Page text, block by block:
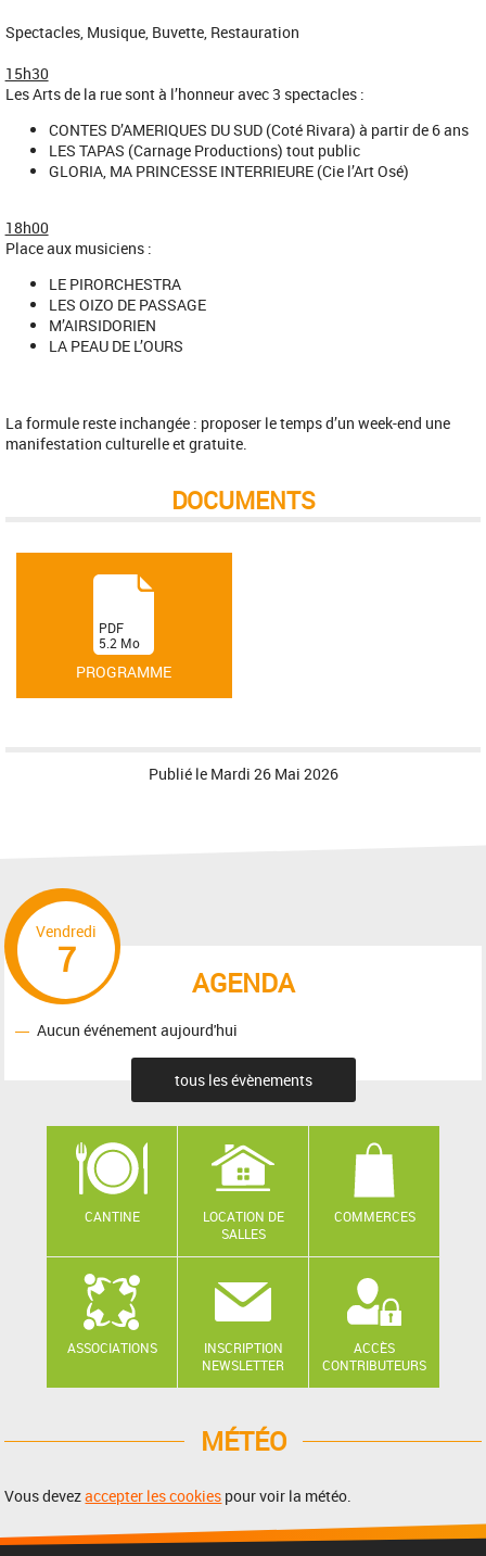
Spectacles, Musique, Buvette, Restauration
15h30
Les Arts de la rue sont à l’honneur avec 3 spectacles :
CONTES D’AMERIQUES DU SUD (Coté Rivara) à partir de 6 ans
LES TAPAS (Carnage Productions) tout public
GLORIA, MA PRINCESSE INTERRIEURE (Cie l’Art Osé)
18h00
Place aux musiciens :
LE PIRORCHESTRA
LES OIZO DE PASSAGE
M’AIRSIDORIEN
LA PEAU DE L’OURS
La formule reste inchangée : proposer le temps d’un week-end une
manifestation culturelle et gratuite.
DOCUMENTS
PROGRAMME
(PDF
5.2 Mo
)
Publié le Mardi 26 Mai 2026
AGENDA
Vendredi
7
Aucun événement aujourd'hui
tous les évènements
CANTINE
LOCATION DE
SALLES
COMMERCES
ASSOCIATIONS
INSCRIPTION
NEWSLETTER
ACCÈS
CONTRIBUTEURS
MÉTÉO
Vous devezaccepter les cookies pour voir la météo.